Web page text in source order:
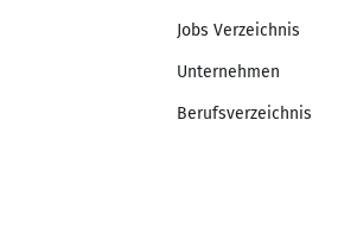
Jobs Verzeichnis
Unternehmen
Berufsverzeichnis